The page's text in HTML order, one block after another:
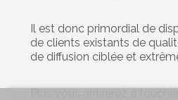
Il est donc primordial de
de clients existants de
de diffusion ciblée et